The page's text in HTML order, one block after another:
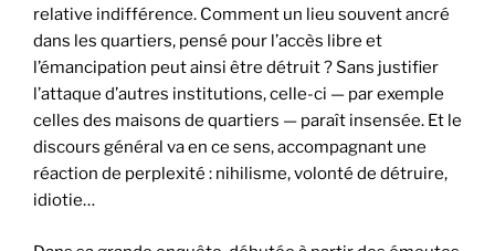
relative indifférence. Comment un lieu souvent ancré
dans les quartiers, pensé pour l’accès libre et
l’émancipation peut ainsi être détruit ? Sans justifier
l’attaque d’autres institutions, celle-ci — par exemple
celles des maisons de quartiers — paraît insensée. Et le
discours général va en ce sens, accompagnant une
réaction de perplexité : nihilisme, volonté de détruire,
idiotie…